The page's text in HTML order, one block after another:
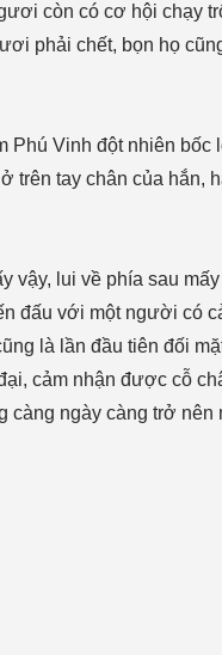
còn có cơ hội chạy
phải chết, bọn họ
Phú Vinh đột nhiên bốc
trên tay chân của hắn,
vậy, lui về phía sau
đấu với một người có
là lần đầu tiên đối
cảm nhận được cỗ
càng ngày càng trở nên